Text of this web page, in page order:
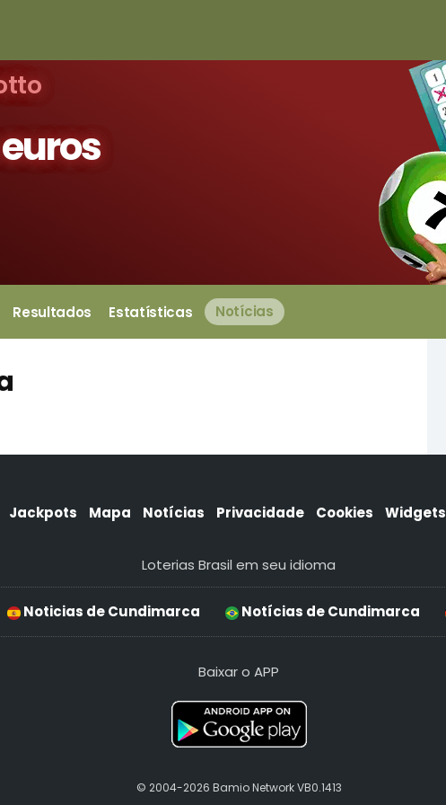
Resultados Estatísticas Notícias
Jackpots Mapa Notícias Privacidade Cookies Widgets
Loterias Brasil em seu idioma
Noticias de Cundimarca Notícias de Cundimarca
Baixar o APP
© 2004-2026 Bamio Network VB0.1413